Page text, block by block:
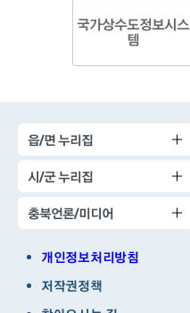
국가상수도정보시스
템
읍/면 누리집
시/군 누리집
충북언론/미디어
개인정보처리방침
저작권정책